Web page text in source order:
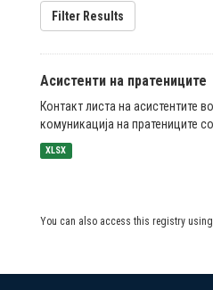
Filter Results
Асистенти на пратениците
Контакт листа на асистентите
комуникација на пратениците
XLSX
You can also access this registry